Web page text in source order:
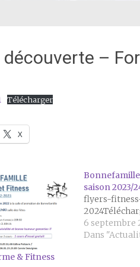
découverte –
Télécharger
X
& Fitness
saison 2023/
flyers-
6 septembre
Dans